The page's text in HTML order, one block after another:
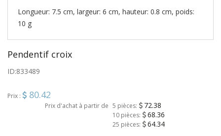
Longueur: 7.5 cm, largeur: 6 cm, hauteur: 0.8 cm, poids:
10 g
Pendentif croix
ID:833489
Prix : 80.42
Prix d'achat à partir de 5 pièces: 72.38
10 pièces: 68.36
25 pièces: 64.34